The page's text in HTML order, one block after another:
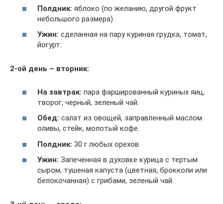
Полдник: яблоко (по желанию, другой фрукт
небольшого размера).
Ужин: сделанная на пару куриная грудка, томат,
йогурт.
2-ой день – вторник:
На завтрак: пара фаршированный куриных яиц,
творог, черный, зеленый чай.
Обед: салат из овощей, заправленный маслом
оливы, стейк, молотый кофе.
Полдник: 30 г любых орехов.
Ужин: Запеченная в духовке курица с тертым
сыром, тушеная капуста (цветная, брокколи или
белокочанная) с грибами, зеленый чай.